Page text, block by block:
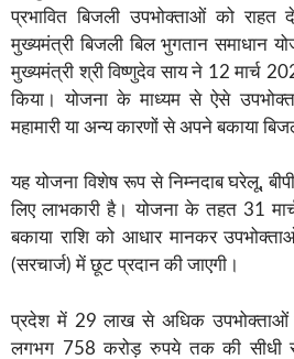
प्रभावित बिजली उपभोक्ताओं को
मुख्यमंत्री बिजली बिल भुगतान समाधान
मुख्यमंत्री श्री विष्णुदेव साय ने 12 मार्च
किया। योजना के माध्यम से ऐसे
महामारी या अन्य कारणों से अपने बकाया
यह योजना विशेष रूप से निम्नदाब घरेलू,
लिए लाभकारी है। योजना के तहत 31
बकाया राशि को आधार मानकर
(सरचार्ज) में छूट प्रदान की जाएगी।
प्रदेश में 29 लाख से अधिक उपभोक्ताओं
लगभग 758 करोड़ रुपये तक की सीधी